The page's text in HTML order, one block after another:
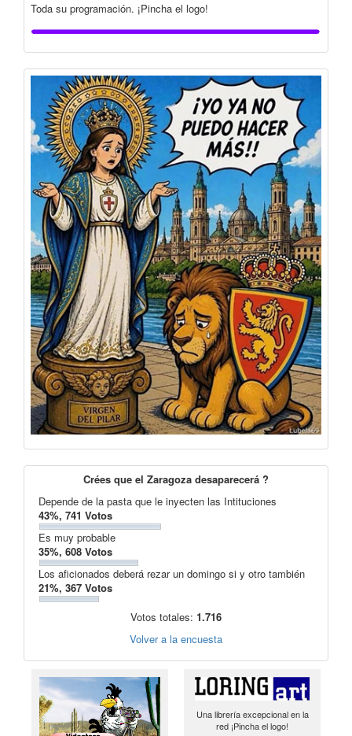
Toda su programación. ¡Pincha el logo!
Crées que el Zaragoza desaparecerá ?
Depende de la pasta que le inyecten las Intituciones
43%, 741 Votos
Es muy probable
35%, 608 Votos
Los aficionados deberá rezar un domingo si y otro también
21%, 367 Votos
Votos totales: 1.716
Volver a la encuesta
Una librería excepcional en la
red ¡Pincha el logo!